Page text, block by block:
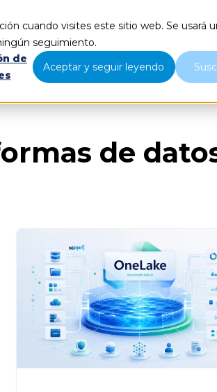
cuando visites este sitio web. Se usará
seguimiento.
de
Aceptar y seguir leyendo
Qué hacemos
de